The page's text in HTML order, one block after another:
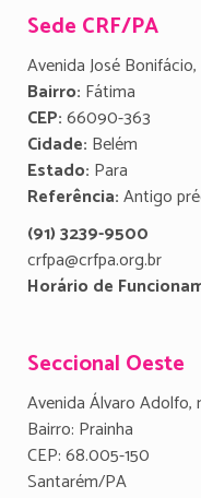
Sede CRF/PA
Avenida José
Bairro: Fátima
CEP:66090-363
Cidade: Belém
Estado: Para
Referência:Antigo
(91) 3239-9500
crfpa@crfpa.org.br
Horário de
Seccional Oeste
Avenida Álvaro Adolfo,
Bairro: Prainha
CEP: 68.005-150
Santarém/PA